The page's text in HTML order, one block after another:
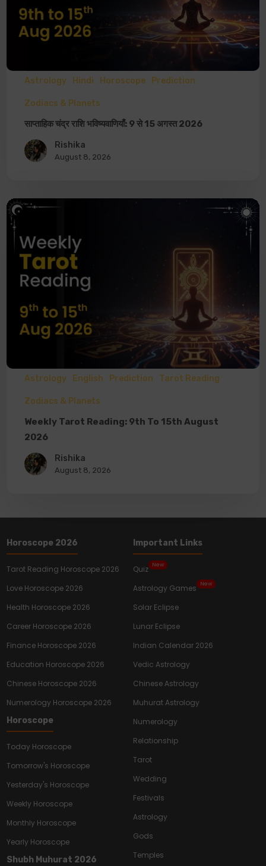
Astrology Hindi Horoscope Prediction
Zodiacs & Planets
साप्ताहिक चंद्र राशि भविष्यवाणियाँ: 9 से 15 अगस्त 2026
Rishika
August 8, 2026
Astrology English Prediction Tarot Reading
Zodiacs & Planets
Weekly Tarot Reading: 9th To 15th August
2026
Rishika
August 8, 2026
Horoscope 2026
Tarot Reading Horoscope 2026
Love Horoscope 2026
Health Horoscope 2026
Career Horoscope 2026
Finance Horoscope 2026
Education Horoscope 2026
Chinese Horoscope 2026
Numerology Horoscope 2026
Horoscope
Today Horoscope
Tomorrow's Horoscope
Yesterday's Horoscope
Weekly Horoscope
Monthly Horoscope
Yearly Horoscope
Shubh Muhurat 2026
Important Links
Quiz New
Astrology Games New
Solar Eclipse
Lunar Eclipse
Indian Calendar 2026
Vedic Astrology
Chinese Astrology
Muhurat Astrology
Numerology
Relationship
Tarot
Wedding
Festivals
Astrology
Gods
Temples